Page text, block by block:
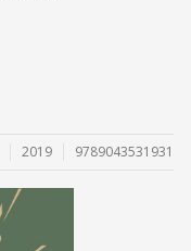
2019 9789043531931